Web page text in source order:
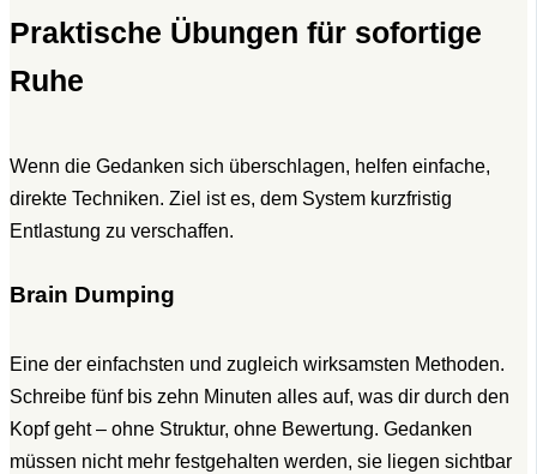
Praktische Übungen für sofortige
Ruhe
Wenn die Gedanken sich überschlagen, helfen einfache,
direkte Techniken. Ziel ist es, dem System kurzfristig
Entlastung zu verschaffen.
Brain Dumping
Eine der einfachsten und zugleich wirksamsten Methoden.
Schreibe fünf bis zehn Minuten alles auf, was dir durch den
Kopf geht – ohne Struktur, ohne Bewertung. Gedanken
müssen nicht mehr festgehalten werden, sie liegen sichtbar